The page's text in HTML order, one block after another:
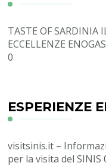
TASTE OF SARDINIA
ECCELLENZE
0
ESPERIENZE
visitsinis.it –
per la visita del SINIS